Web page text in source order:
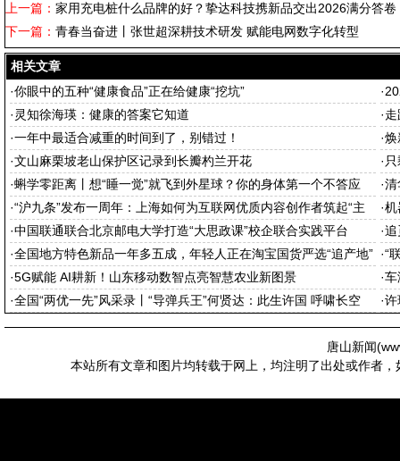
上一篇： 家用充电桩什么品牌的好？挚达科技携新品交出2026满分答卷
下一篇： 青春当奋进丨张世超深耕技术研发 赋能电网数字化转型
相关文章
·你眼中的五种“健康食品”正在给健康“挖坑” ·
· 灵知徐海瑛：健康的答案它知道 ·
·一年中最适合减重的时间到了，别错过！ ·焕
·文山麻栗坡老山保护区记录到长瓣杓兰开花 ·
·蝌学零距离丨想“睡一觉”就飞到外星球？你的身体第一个不答应 ·清
·“沪九条”发布一周年：上海如何为互联网优质内容创作者筑起“主
场”
·机
·中国联通联合北京邮电大学打造“大思政课”校企联合实践平台 ·追
·全国地方特色新品一年多五成，年轻人正在淘宝国货严选“追产地” ·“
·5G赋能 AI耕新！山东移动数智点亮智慧农业新图景 ·车
·全国“两优一先”风采录丨“导弹兵王”何贤达：此生许国 呼啸长空 ·许
唐山新闻(
本站所有文章和图片均转载于网上，均注明了出处或作者